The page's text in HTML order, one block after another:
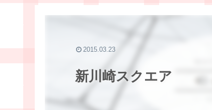
新川崎スクエア
2015.03.23